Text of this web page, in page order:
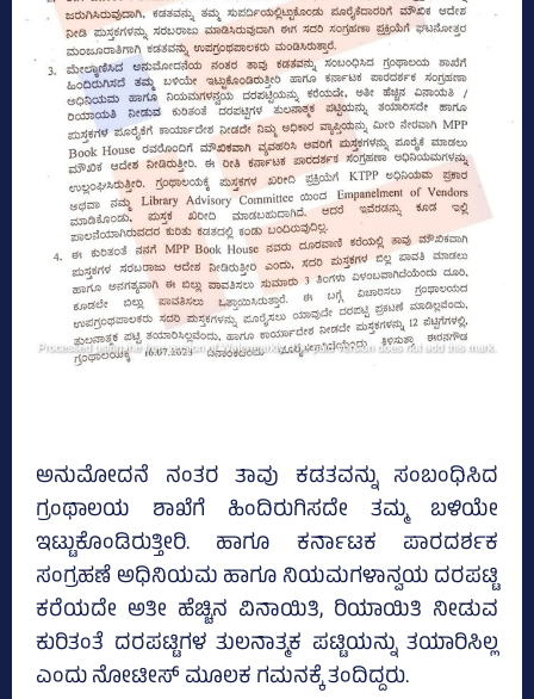
ಅನುಮೋದನೆ ನಂತರ ತಾವು ಕಡತವನ್ನು ಸಂಬಂಧಿಸಿದ
ಗ್ರಂಥಾಲಯ ಶಾಖೆಗೆ ಹಿಂದಿರುಗಿಸದೇ ತಮ್ಮ ಬಳಿಯೇ
ಇಟ್ಟುಕೊಂಡಿರುತ್ತೀರಿ. ಹಾಗೂ ಕರ್ನಾಟಕ ಪಾರದರ್ಶಕ
ಸಂಗ್ರಹಣೆ ಅಧಿನಿಯಮ ಹಾಗೂ ನಿಯಮಗಳಾನ್ವಯ ದರಪಟ್ಟಿ
ಕರೆಯದೇ ಅತೀ ಹೆಚ್ಚಿನ ವಿನಾಯಿತಿ, ರಿಯಾಯಿತಿ ನೀಡುವ
ಕುರಿತಂತೆ ದರಪಟ್ಟಿಗಳ ತುಲನಾತ್ಮಕ ಪಟ್ಟಿಯನ್ನು ತಯಾರಿಸಿಲ್ಲ
ಎಂದು ನೋಟೀಸ್‌ ಮೂಲಕ ಗಮನಕ್ಕೆ ತಂದಿದ್ದರು.